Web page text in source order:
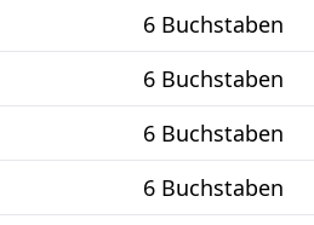
6 Buchstaben
6 Buchstaben
6 Buchstaben
6 Buchstaben